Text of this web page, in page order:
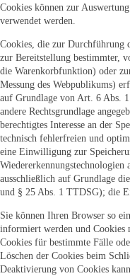
Cookies können zur
verwendet werden.
Cookies, die zur Durchführung
zur Bereitstellung bestimmter,
die Warenkorbfunktion) oder
Messung des Webpublikums)
auf Grundlage von Art. 6 Abs.
andere Rechtsgrundlage
berechtigtes Interesse an der
technisch fehlerfreien und
eine Einwilligung zur
ausschließlich auf Grundlage
und § 25 Abs. 1 TTDSG); die
Sie können Ihren Browser so
informiert werden und Cookies
Cookies für bestimmte Fälle
Löschen der Cookies beim
Deaktivierung von Cookies